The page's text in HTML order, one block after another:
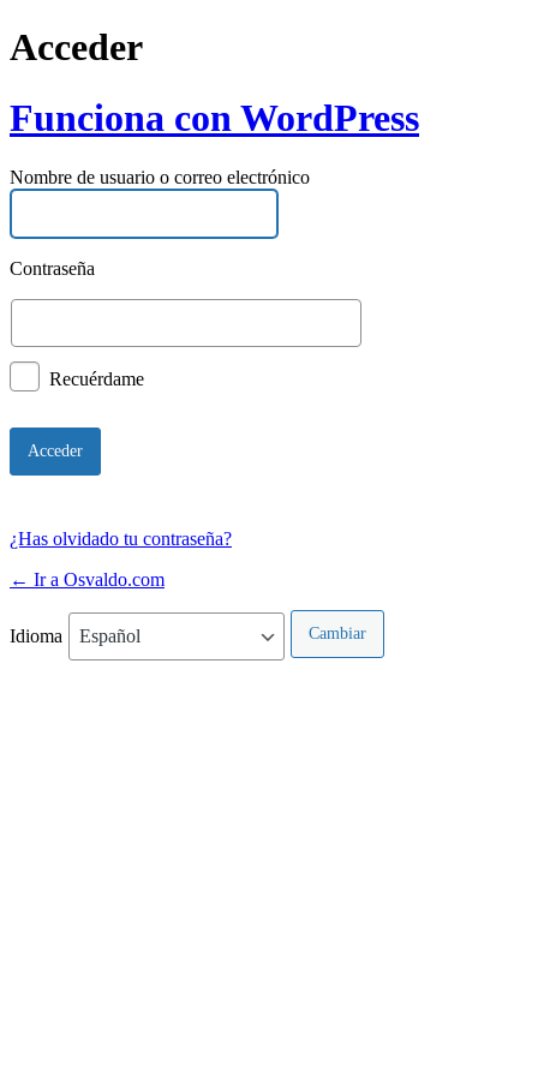
Acceder
Funciona con WordPress
Nombre de usuario o correo electrónico
Contraseña
Recuérdame
¿Has olvidado tu contraseña?
← Ir a Osvaldo.com
Idioma